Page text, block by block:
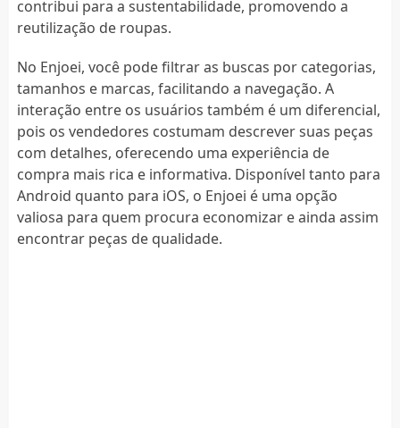
contribui para a sustentabilidade, promovendo a
reutilização de roupas.
No Enjoei, você pode filtrar as buscas por categorias,
tamanhos e marcas, facilitando a navegação. A
interação entre os usuários também é um diferencial,
pois os vendedores costumam descrever suas peças
com detalhes, oferecendo uma experiência de
compra mais rica e informativa. Disponível tanto para
Android quanto para iOS, o Enjoei é uma opção
valiosa para quem procura economizar e ainda assim
encontrar peças de qualidade.